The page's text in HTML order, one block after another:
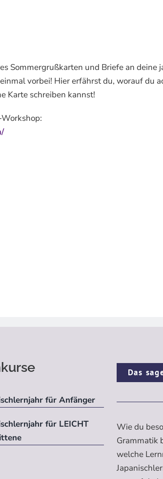
Sommergrußkarten und Briefe an deine
vorbei! Hier erfährst du, worauf du
Karte schreiben kannst!
für Anfänger
für LEICHT
Das
Wie du
Grammatik
welche